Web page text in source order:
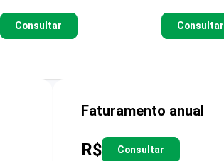
Consultar Consultar
Faturamento anual
R$ Consultar